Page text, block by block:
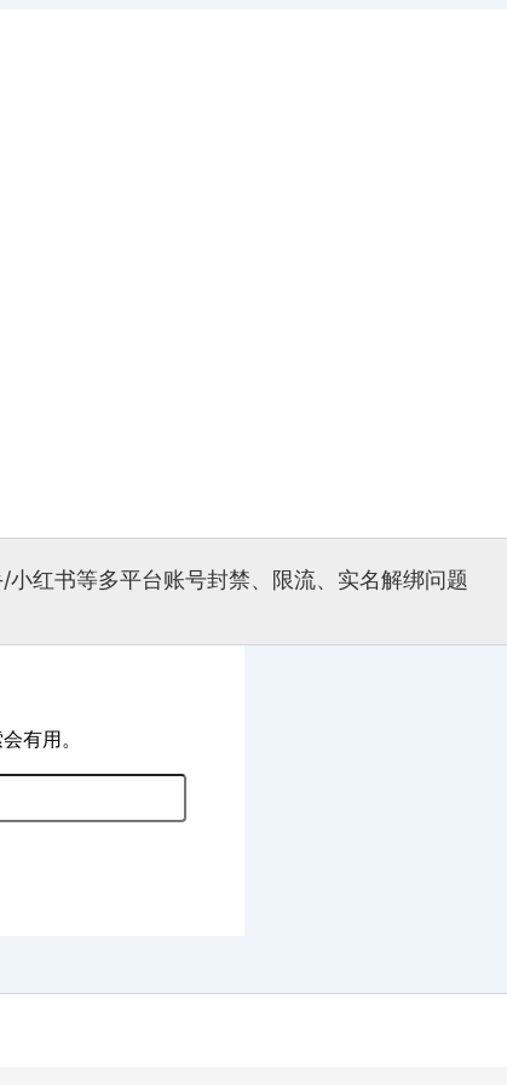
红书等多平台账号封禁、限流、实名解绑问题
有用。